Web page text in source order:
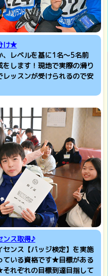
け★
、レベルを基に1名～5名前
します！現地で実際の滑り
ッスンが受けられるので安
ンス取得♪
ンス【バッジ検定】を実施
ている資格です★目標がある
れぞれの目標到達目指して